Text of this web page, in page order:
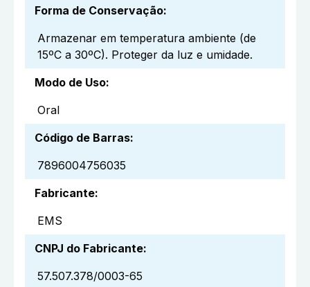
Forma de Conservação:
Armazenar em temperatura ambiente (de
15ºC a 30ºC). Proteger da luz e umidade.
Modo de Uso:
Oral
Código de Barras:
7896004756035
Fabricante:
EMS
CNPJ do Fabricante:
57.507.378/0003-65